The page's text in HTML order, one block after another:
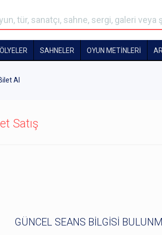
SAHNELER OYUN METİNLERİ
Al
Satış
GÜNCEL SEANS BİLGİSİ